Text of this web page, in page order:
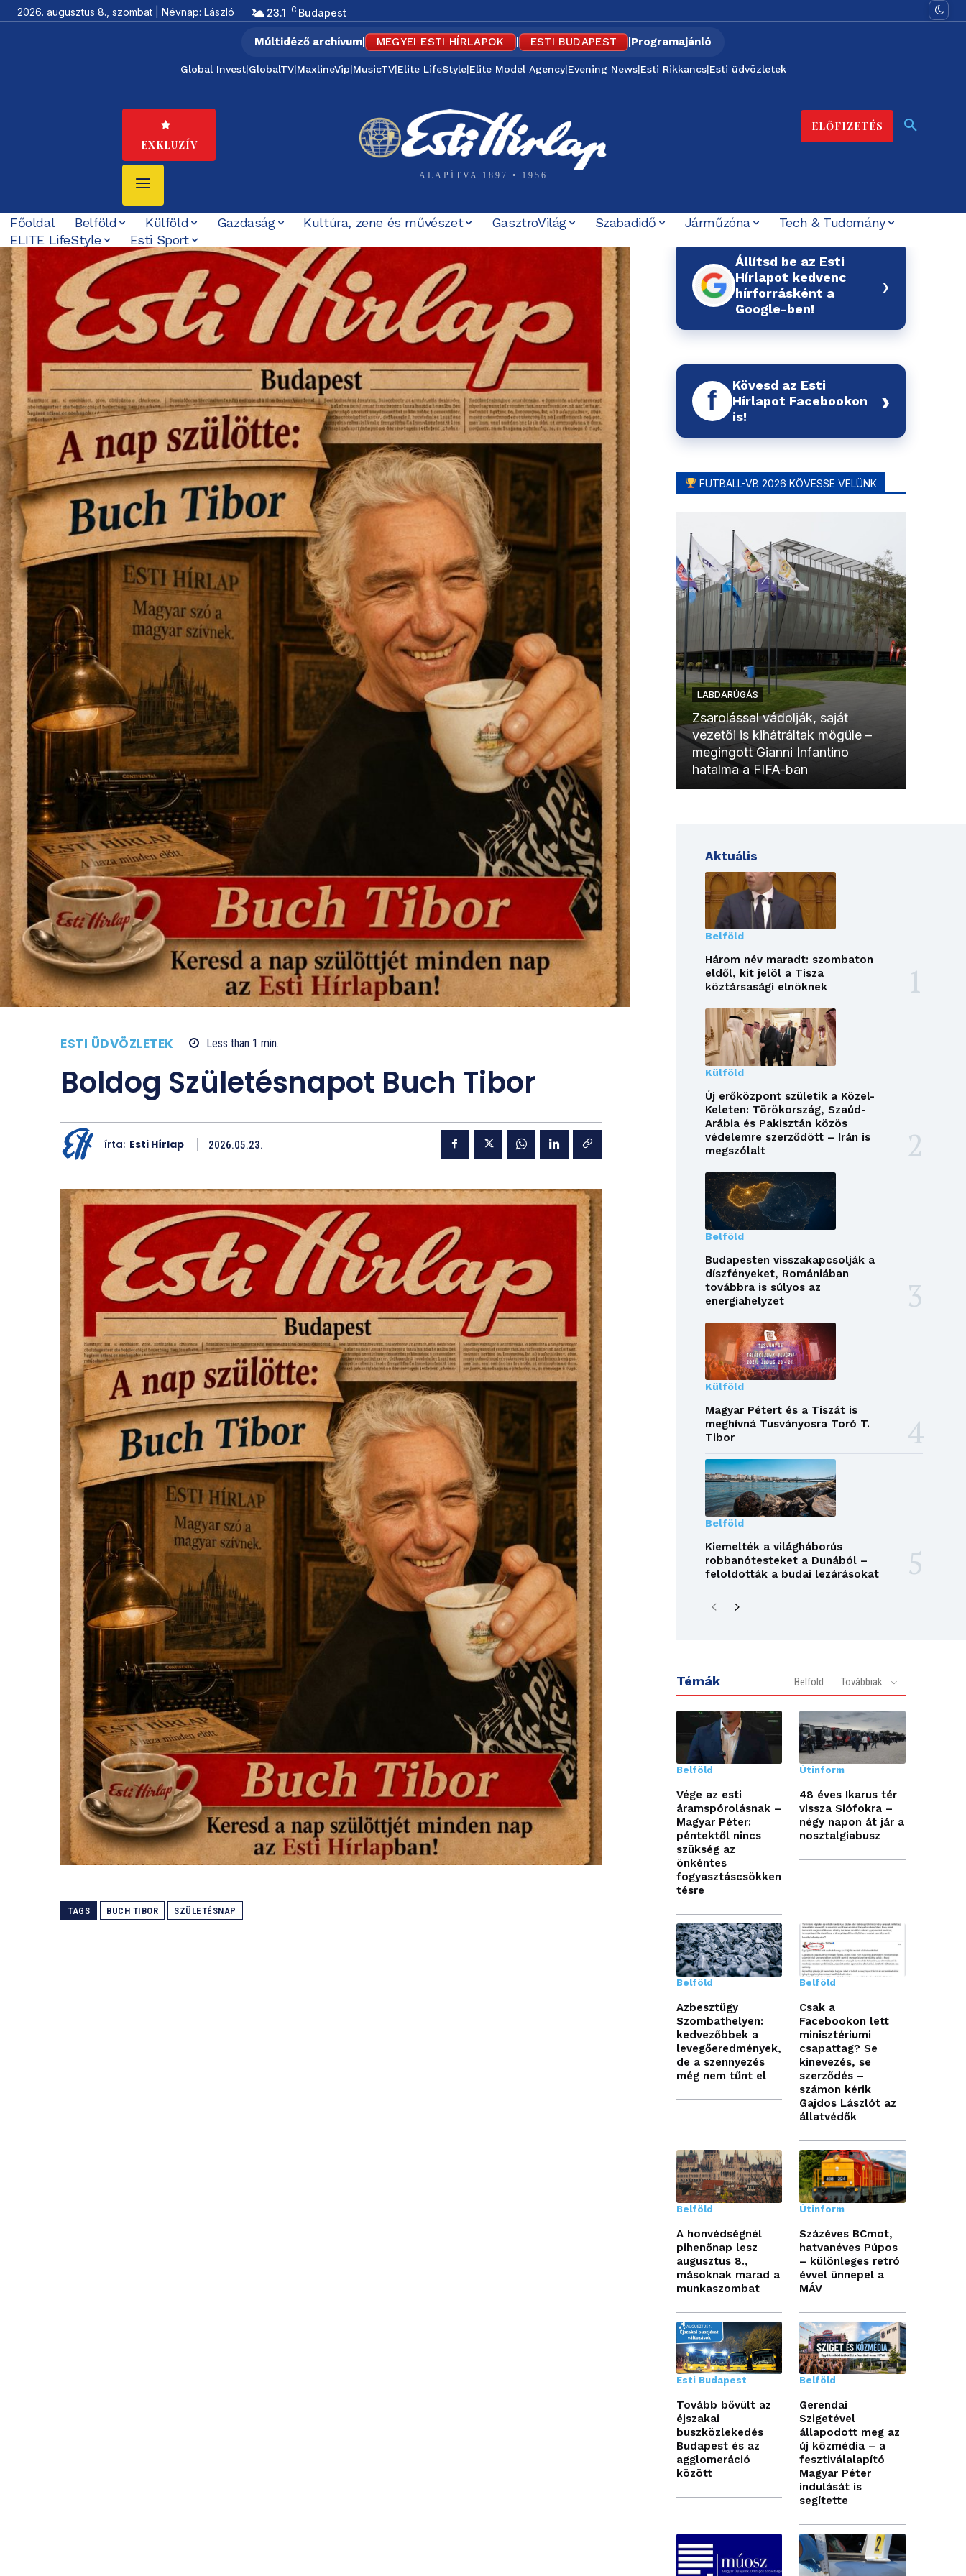
2026. augusztus 8., szombat | Névnap: László 23.1 C Budapest
Múltidéző archívum| MEGYEI ESTI HÍRLAPOK | ESTI BUDAPEST |Programajánló
Global Invest|GlobalTV|MaxlineVip|MusicTV|Elite LifeStyle|Elite Model Agency|Evening News|Esti Rikkancs|Esti üdvözletek
EXKLUZÍV
ALAPÍTVA 1897 • 1956
ELŐFIZETÉS
Főoldal Belföld Külföld Gazdaság Kultúra, zene és művészet GasztroVilág Szabadidő Járműzóna
Tech & Tudomány
ELITE LifeStyle
Esti Sport
ESTI ÜDVÖZLETEK Less than 1 min.
Boldog Születésnapot Buch Tibor
írta: Esti Hírlap 2026.05.23.
TAGS BUCH TIBOR SZÜLETÉSNAP
Állítsd be az Esti
Hírlapot kedvenc
hírforrásként a
Google-ben!
›
f
Kövesd az Esti
Hírlapot Facebookon
is!
›
FUTBALL-VB 2026 KÖVESSE VELÜNK
LABDARÚGÁS
Zsarolással vádolják, saját
vezetői is kihátráltak mögüle –
megingott Gianni Infantino
hatalma a FIFA-ban
Aktuális
Belföld
Három név maradt: szombaton
eldől, kit jelöl a Tisza
köztársasági elnöknek
Külföld
Új erőközpont születik a Közel-
Keleten: Törökország, Szaúd-
Arábia és Pakisztán közös
védelemre szerződött – Irán is
megszólalt
Belföld
Budapesten visszakapcsolják a
díszfényeket, Romániában
továbbra is súlyos az
energiahelyzet
Külföld
Magyar Pétert és a Tiszát is
meghívná Tusványosra Toró T.
Tibor
Belföld
Kiemelték a világháborús
robbanótesteket a Dunából –
feloldották a budai lezárásokat
Témák Belföld Továbbiak
Belföld
Vége az esti
áramspórolásnak –
Magyar Péter:
péntektől nincs
szükség az
önkéntes
fogyasztáscsökken
tésre
Útinform
48 éves Ikarus tér
vissza Siófokra –
négy napon át jár a
nosztalgiabusz
Belföld
Azbesztügy
Szombathelyen:
kedvezőbbek a
levegőeredmények,
de a szennyezés
még nem tűnt el
Belföld
Csak a
Facebookon lett
minisztériumi
csapattag? Se
kinevezés, se
szerződés –
számon kérik
Gajdos Lászlót az
állatvédők
Belföld
A honvédségnél
pihenőnap lesz
augusztus 8.,
másoknak marad a
munkaszombat
Útinform
Százéves BCmot,
hatvanéves Púpos
– különleges retró
évvel ünnepel a
MÁV
Esti Budapest
Tovább bővült az
éjszakai
buszközlekedés
Budapest és az
agglomeráció
között
Belföld
Gerendai
Szigetével
állapodott meg az
új közmédia – a
fesztiválalapító
Magyar Péter
indulását is
segítette